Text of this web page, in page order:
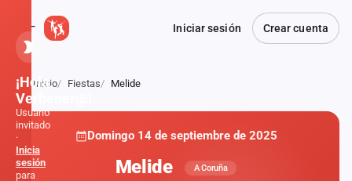
Iniciar sesión Crear cuenta
Atrás
Inicio Fiestas Melide
Domingo 14 de septiembre de 2025
Melide A Coruña
¡Hola,
Verbener@!
Usuario
invitado
·
Inicia
sesión
para